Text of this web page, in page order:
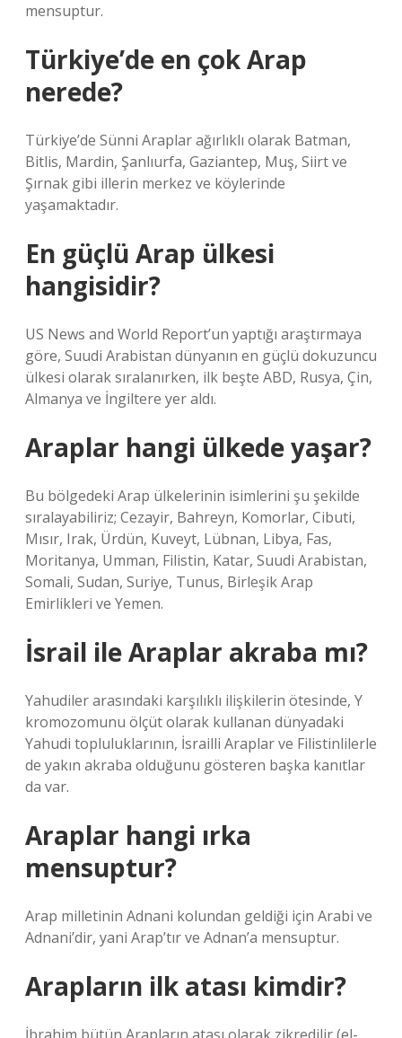
mensuptur.
Türkiye’de en çok Arap
nerede?
Türkiye’de Sünni Araplar ağırlıklı olarak Batman,
Bitlis, Mardin, Şanlıurfa, Gaziantep, Muş, Siirt ve
Şırnak gibi illerin merkez ve köylerinde
yaşamaktadır.
En güçlü Arap ülkesi
hangisidir?
US News and World Report’un yaptığı araştırmaya
göre, Suudi Arabistan dünyanın en güçlü dokuzuncu
ülkesi olarak sıralanırken, ilk beşte ABD, Rusya, Çin,
Almanya ve İngiltere yer aldı.
Araplar hangi ülkede yaşar?
Bu bölgedeki Arap ülkelerinin isimlerini şu şekilde
sıralayabiliriz; Cezayir, Bahreyn, Komorlar, Cibuti,
Mısır, Irak, Ürdün, Kuveyt, Lübnan, Libya, Fas,
Moritanya, Umman, Filistin, Katar, Suudi Arabistan,
Somali, Sudan, Suriye, Tunus, Birleşik Arap
Emirlikleri ve Yemen.
İsrail ile Araplar akraba mı?
Yahudiler arasındaki karşılıklı ilişkilerin ötesinde, Y
kromozomunu ölçüt olarak kullanan dünyadaki
Yahudi topluluklarının, İsrailli Araplar ve Filistinlilerle
de yakın akraba olduğunu gösteren başka kanıtlar
da var.
Araplar hangi ırka
mensuptur?
Arap milletinin Adnani kolundan geldiği için Arabi ve
Adnani’dir, yani Arap’tır ve Adnan’a mensuptur.
Arapların ilk atası kimdir?